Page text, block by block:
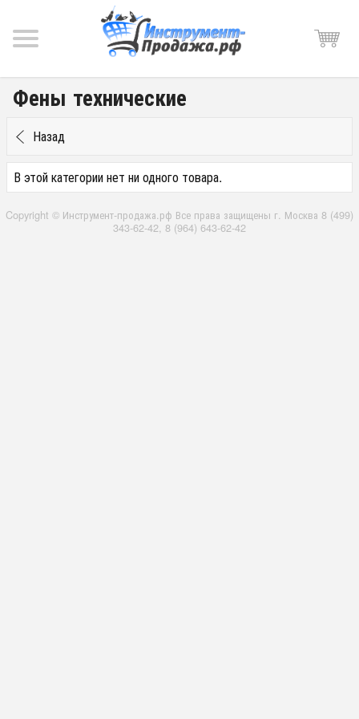
Фены технические
Назад
В этой категории нет ни одного товара.
Copyright © Инструмент-продажа.рф Все права защищены г. Москва 8 (499)
343-62-42, 8 (964) 643-62-42